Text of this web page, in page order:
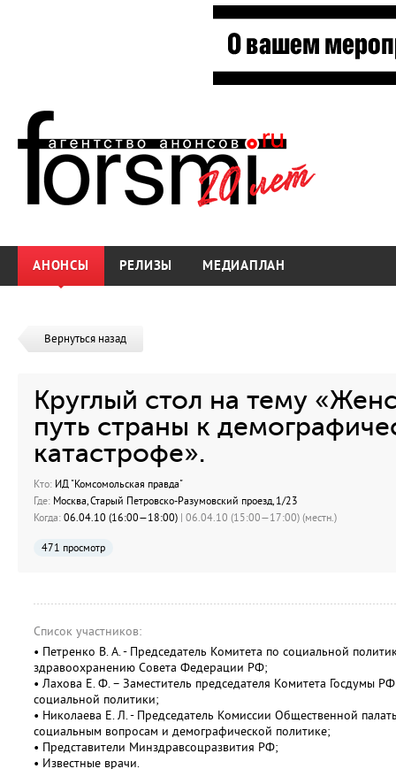
АНОНСЫ РЕЛИЗЫ МЕДИАПЛАН
Вернуться назад
Круглый стол на тему
путь страны к
катастрофе».
Кто: ИД "Комсомольская правда"
Где: Москва, Старый Петровско-Разумовский проезд, 1/23
Когда: 06.04.10 (16:00—18:00) | 06.04.10 (15:00—17:00) (местн.)
471 просмотр
Список участников:
• Петренко В. А. - Председатель Комитета по социальной
здравоохранению Совета Федерации РФ;
• Лахова Е. Ф. – Заместитель председателя Комитета Госдумы
социальной политики;
• Николаева Е. Л. - Председатель Комиссии Общественной
социальным вопросам и демографической политике;
• Представители Минздравсоцразвития РФ;
• Известные врачи.